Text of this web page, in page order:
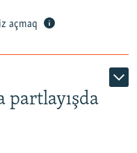
açmaq
partlayışda